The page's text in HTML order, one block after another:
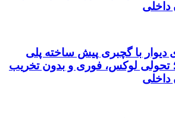
داخلی
دیوار با گچبری پیش ساخته پلی
تحولی لوکس، فوری و بدون تخریب
داخلی